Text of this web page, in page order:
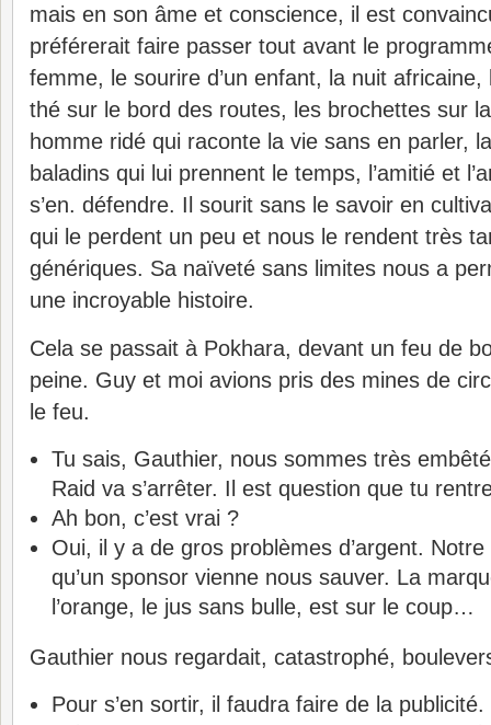
mais en son âme et conscience, il est
préférerait faire passer tout avant le
femme, le sourire d’un enfant, la nuit
thé sur le bord des routes, les brochettes sur
homme ridé qui raconte la vie sans en parler,
baladins qui lui prennent le temps, l’amitié et
s’en. défendre. Il sourit sans le savoir en
qui le perdent un peu et nous le rendent très
génériques. Sa naïveté sans limites nous a
une incroyable histoire.
Cela se passait à Pokhara, devant un feu de
peine. Guy et moi avions pris des mines de
le feu.
Tu sais, Gauthier, nous sommes très
Raid va s’arrêter. Il est question que tu
Ah bon, c’est vrai ?
Oui, il y a de gros problèmes d’argent. Notre
qu’un sponsor vienne nous sauver. La
l’orange, le jus sans bulle, est sur le coup…
Gauthier nous regardait, catastrophé,
Pour s’en sortir, il faudra faire de la